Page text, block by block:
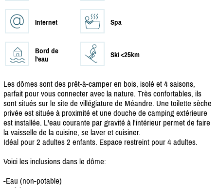
Internet Spa
Bord de
l'eau
Ski <25km
Les dômes sont des prêt-à-camper en bois, isolé et 4 saisons,
parfait pour vous connecter avec la nature. Très confortables, ils
sont situés sur le site de villégiature de Méandre. Une toilette sèche
privée est située à proximité et une douche de camping extérieure
est installée. L'eau courante par gravité à l'intérieur permet de faire
la vaisselle de la cuisine, se laver et cuisiner.
Idéal pour 2 adultes 2 enfants. Espace restreint pour 4 adultes.
Voici les inclusions dans le dôme:
-Eau (non-potable)